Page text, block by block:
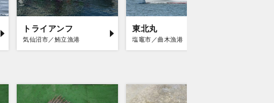
トライアンフ
気仙沼市／鮪立漁港
東北丸
塩竈市／曲木漁港